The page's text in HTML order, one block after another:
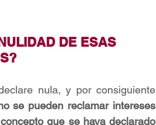
DE ESAS
nula, y por consiguiente
se pueden reclamar intereses
que se haya declarado